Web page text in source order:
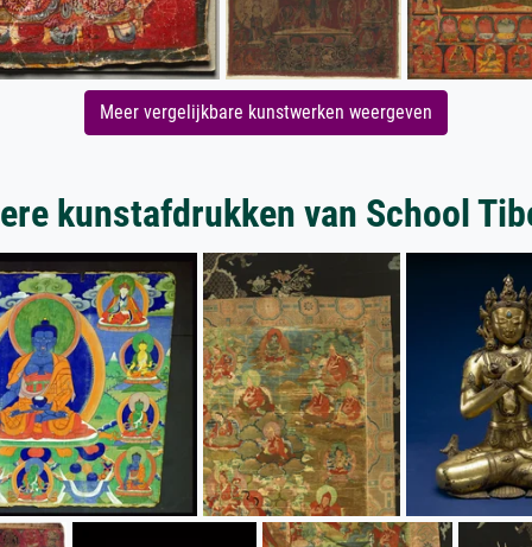
Meer vergelijkbare kunstwerken weergeven
kunstafdrukken van School